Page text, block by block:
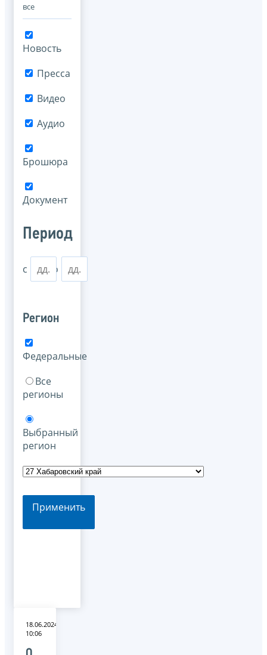
все
Новость
Пресса
Видео
Аудио
Брошюра
Документ
Период
с по
Регион
Федеральные
Все
регионы
Выбранный
регион
Применить
18.06.2024
10:06